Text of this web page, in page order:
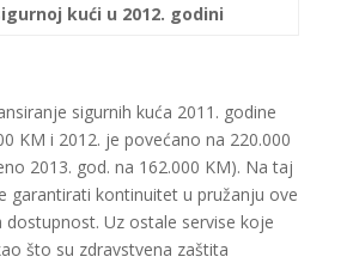
kući u 2012. godini
sigurnih kuća 2011. godine
KM i 2012. je povećano na 220.000
2013. god. na 162.000 KM). Na taj
garantirati kontinuitet u pružanju ove
dostupnost. Uz ostale servise koje
što su zdravstvena zaštita